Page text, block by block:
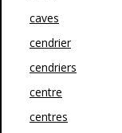
caves
cendrier
cendriers
centre
centres